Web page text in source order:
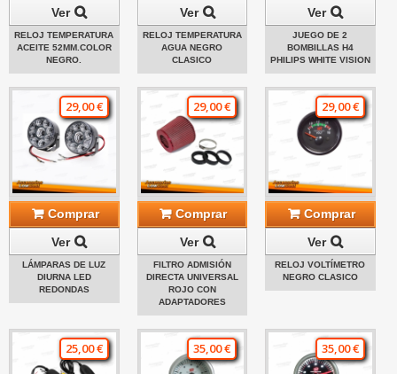
Ver
RELOJ TEMPERATURA
ACEITE 52MM.COLOR
NEGRO.
Ver
RELOJ TEMPERATURA
AGUA NEGRO
CLASICO
Ver
JUEGO DE 2
BOMBILLAS H4
PHILIPS WHITE VISION
29,00 €
Comprar
Ver
LÁMPARAS DE LUZ
DIURNA LED
REDONDAS
29,00 €
Comprar
Ver
FILTRO ADMISIÓN
DIRECTA UNIVERSAL
ROJO CON
ADAPTADORES
29,00 €
Comprar
Ver
RELOJ VOLTÍMETRO
NEGRO CLASICO
25,00 € 35,00 € 35,00 €